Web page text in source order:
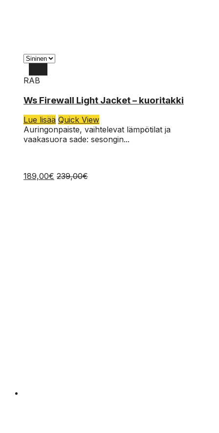
L
S
RAB
Ws Firewall Light Jacket – kuoritakki
Lue lisää Quick View
Auringonpaiste, vaihtelevat lämpötilat ja
vaakasuora sade: sesongin...
189,00€ 239,00€